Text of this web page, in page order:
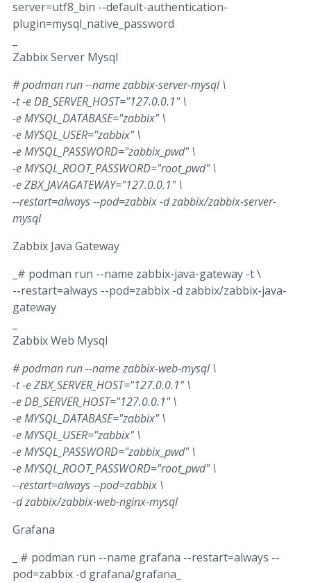
server=utf8_bin --default-authentication-
plugin=mysql_native_password
Zabbix Server Mysql
# podman run --name zabbix-server-mysql \
-t -e DB_SERVER_HOST="127.0.0.1" \
-e MYSQL_DATABASE="zabbix" \
-e MYSQL_USER="zabbix" \
-e MYSQL_PASSWORD="zabbix_pwd" \
-e MYSQL_ROOT_PASSWORD="root_pwd" \
-e ZBX_JAVAGATEWAY="127.0.0.1" \
--restart=always --pod=zabbix -d zabbix/zabbix-server-
mysql
Zabbix Java Gateway
_# podman run --name zabbix-java-gateway -t \
--restart=always --pod=zabbix -d zabbix/zabbix-java-
gateway
Zabbix Web Mysql
# podman run --name zabbix-web-mysql \
-t -e ZBX_SERVER_HOST="127.0.0.1" \
-e DB_SERVER_HOST="127.0.0.1" \
-e MYSQL_DATABASE="zabbix" \
-e MYSQL_USER="zabbix" \
-e MYSQL_PASSWORD="zabbix_pwd" \
-e MYSQL_ROOT_PASSWORD="root_pwd" \
--restart=always --pod=zabbix \
-d zabbix/zabbix-web-nginx-mysql
Grafana
_ # podman run --name grafana --restart=always --
pod=zabbix -d grafana/grafana_